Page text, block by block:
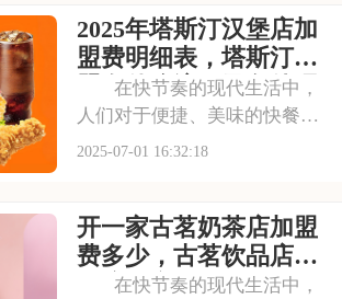
装修风格和温馨的氛围让人仿
佛穿越时空，感受到浓厚的茶
文化。每一款茶饮都选
2025年塔斯汀汉堡店加
盟费明细表，塔斯汀加
盟有什么流程及条件呢
在快节奏的现代生活中，
人们对于便捷、美味的快餐需
求日益增长。塔斯汀汉堡以其
的热门加盟项目。塔斯汀的汉
堡系列丰富多样，既有经典的
牛肉汉堡，又有创新
2025-07-01 16:32:18
开一家古茗奶茶店加盟
费多少，古茗饮品店加
盟流程详细表
在快节奏的现代生活中，